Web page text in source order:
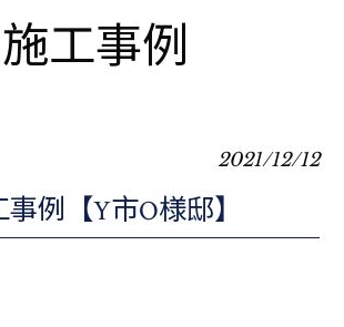
施工事例
2021/12/12
例【Y市O様邸】